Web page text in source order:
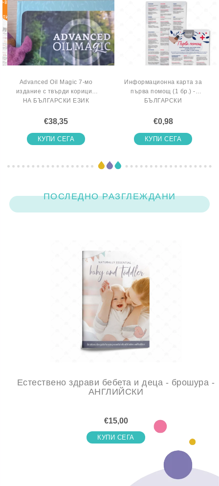
>ВКЛЮЧИ
ЛИСТАТА
ЧАКАЩИТЕ
Advanced Oil Magic 7-мо
издание с твърди корици -
НА БЪЛГАРСКИ ЕЗИК
€38,35
КУПИ СЕГА
Информационна карта за
първа помощ (1 бр.) -
БЪЛГАРСКИ
€0,98
КУПИ СЕГА
ПОСЛЕДНО РАЗГЛЕЖДАНИ
Естествено здрави бебета и деца - брошура -
АНГЛИЙСКИ
€15,00
КУПИ СЕГА